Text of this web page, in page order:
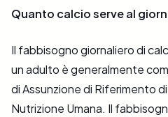
Quanto calcio serve al
Il fabbisogno giornaliero di
un adulto è generalmente
di Assunzione di Riferimento
Nutrizione Umana. Il